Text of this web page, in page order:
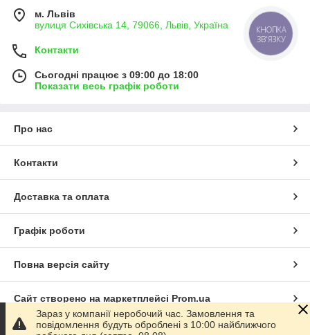
м. Львів
вулиця Сихівська 14, 79066, Львів, Україна
Контакти
Сьогодні працює з 09:00 до 18:00
Показати весь графік роботи
Про нас
Контакти
Доставка та оплата
Графік роботи
Повна версія сайту
Сайт створено на маркетплейсі Prom.ua
Політика конфіденційності
Зараз у компанії неробочий час. Замовлення та
повідомлення будуть оброблені з 10:00 найближчого
КНОПКА
ЗВ'ЯЗКУ